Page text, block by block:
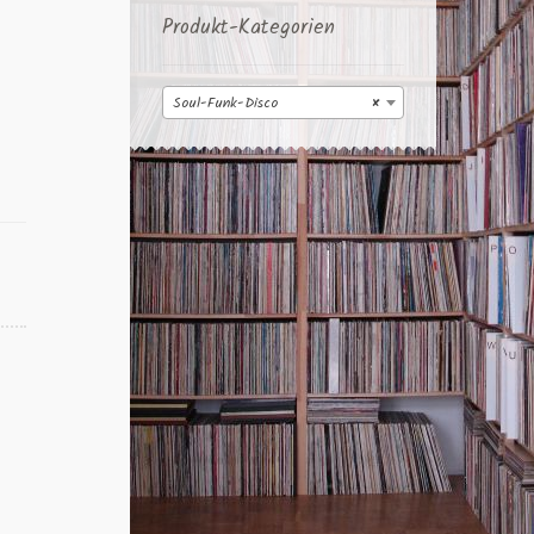
Produkt-Kategorien
×
Soul-Funk-Disco